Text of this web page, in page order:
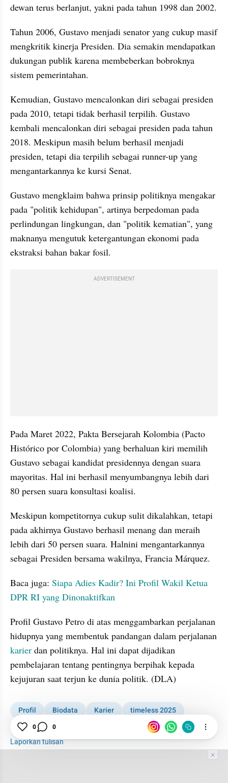
dewan terus berlanjut, yakni pada tahun 1998 dan 2002.
Tahun 2006, Gustavo menjadi senator yang cukup masif
mengkritik kinerja Presiden. Dia semakin mendapatkan
dukungan publik karena membeberkan bobroknya
sistem pemerintahan.
Kemudian, Gustavo mencalonkan diri sebagai presiden
pada 2010, tetapi tidak berhasil terpilih. Gustavo
kembali mencalonkan diri sebagai presiden pada tahun
2018. Meskipun masih belum berhasil menjadi
presiden, tetapi dia terpilih sebagai runner-up yang
mengantarkannya ke kursi Senat.
Gustavo mengklaim bahwa prinsip politiknya mengakar
pada "politik kehidupan", artinya berpedoman pada
perlindungan lingkungan, dan "politik kematian", yang
maknanya mengutuk ketergantungan ekonomi pada
ekstraksi bahan bakar fosil.
ADVERTISEMENT
Pada Maret 2022, Pakta Bersejarah Kolombia (Pacto
Histórico por Colombia) yang berhaluan kiri memilih
Gustavo sebagai kandidat presidennya dengan suara
mayoritas. Hal ini berhasil menyumbangnya lebih dari
80 persen suara konsultasi koalisi.
Meskipun kompetitornya cukup sulit dikalahkan, tetapi
pada akhirnya Gustavo berhasil menang dan meraih
lebih dari 50 persen suara. Halnini mengantarkannya
sebagai Presiden bersama wakilnya, Francia Márquez.
Baca juga: Siapa Adies Kadir? Ini Profil Wakil Ketua
DPR RI yang Dinonaktifkan
Profil Gustavo Petro di atas menggambarkan perjalanan
karier dan politiknya. Hal ini dapat dijadikan
pembelajaran tentang pentingnya berpihak kepada
kejujuran saat terjun ke dunia politik. (DLA)
Profil Biodata Karier
timeless 2025
tatatax1
Laporkan tulisan
0 0